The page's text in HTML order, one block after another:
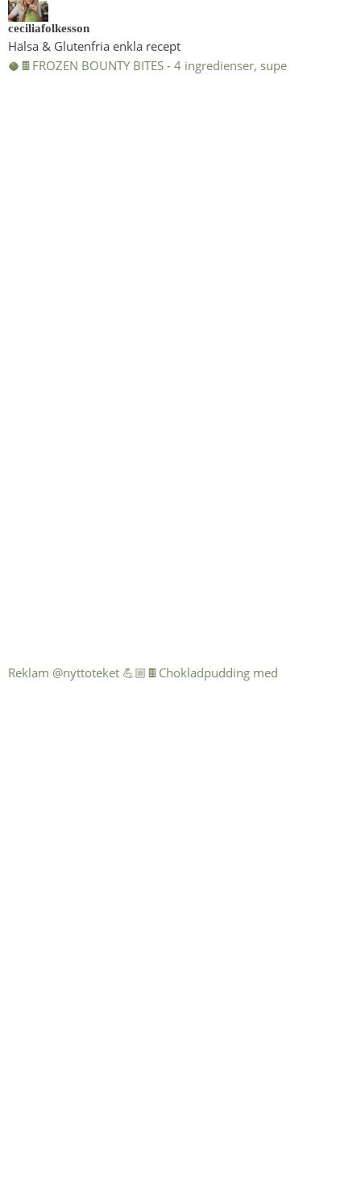
ceciliafolkesson
Hälsa & Glutenfria enkla recept
🥥🍫FROZEN BOUNTY BITES - 4 ingredienser, supe
Reklam @nyttoteket 💪🏼🍫Chokladpudding med